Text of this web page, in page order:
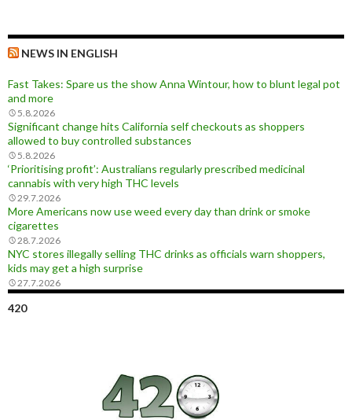
NEWS IN ENGLISH
Fast Takes: Spare us the show Anna Wintour, how to blunt legal pot
and more
5.8.2026
Significant change hits California self checkouts as shoppers
allowed to buy controlled substances
5.8.2026
‘Prioritising profit’: Australians regularly prescribed medicinal
cannabis with very high THC levels
29.7.2026
More Americans now use weed every day than drink or smoke
cigarettes
28.7.2026
NYC stores illegally selling THC drinks as officials warn shoppers,
kids may get a high surprise
27.7.2026
420